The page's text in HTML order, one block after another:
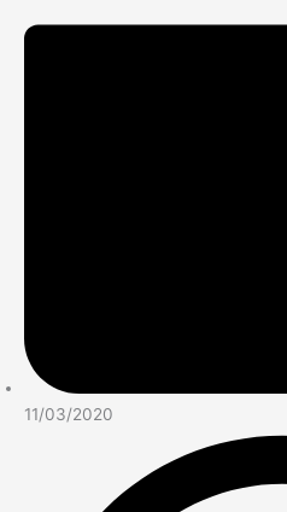
11/03/2020